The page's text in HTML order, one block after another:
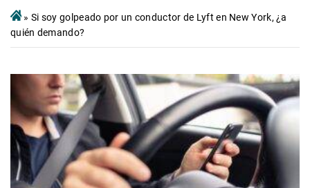
» Si soy golpeado por un conductor de Lyft en New York, ¿a
quién demando?